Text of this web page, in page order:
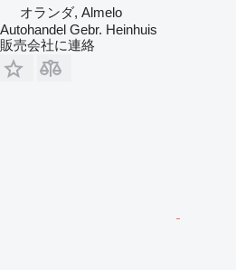
オランダ, Almelo
Autohandel Gebr. Heinhuis
販売会社に連絡